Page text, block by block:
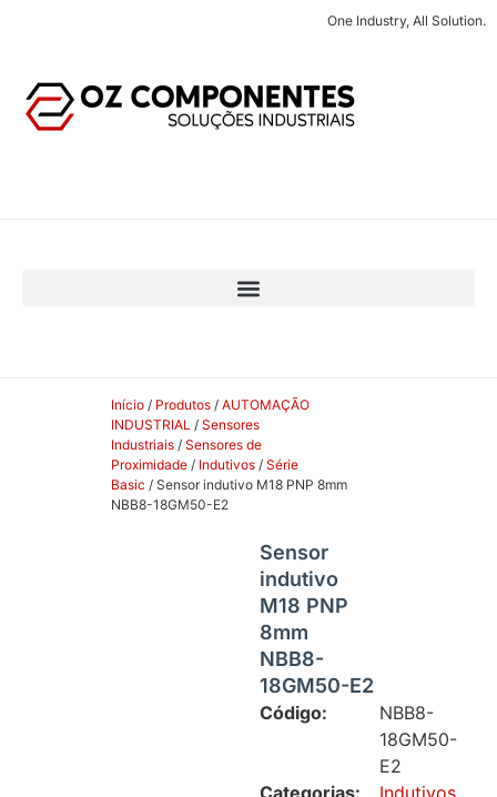
One Industry, All Solution.
Início / Produtos / AUTOMAÇÃO
INDUSTRIAL / Sensores
Industriais / Sensores de
Proximidade / Indutivos / Série
Basic / Sensor indutivo M18 PNP 8mm
NBB8-18GM50-E2
Sensor
indutivo
M18 PNP
8mm
NBB8-
18GM50-E2
Código:
NBB8-
18GM50-
E2